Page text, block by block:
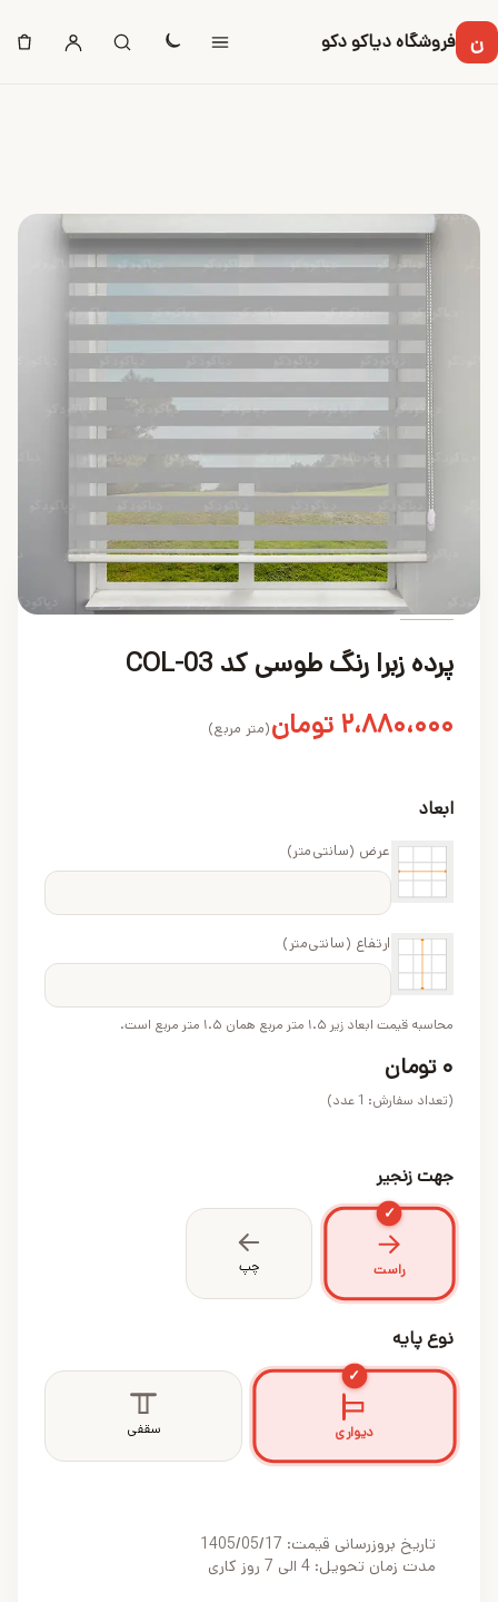
ن فروشگاه دیاکو دکو
محصول
پرده زبرا رنگ طوسی کد COL-03
۲،۸۸۰،۰۰۰ تومان(متر مربع)
ابعاد
عرض (سانتی‌متر)
ارتفاع (سانتی‌متر)
محاسبه قیمت ابعاد زیر ۱.۵ متر مربع همان ۱.۵ متر مربع است.
۰ تومان
(تعداد سفارش: 1عدد)
جهت زنجیر
✓
راست چپ
نوع پایه
✓
دیواری سقفی
تاریخ بروزرسانی قیمت: 1405/05/17
مدت زمان تحویل: 4 الی 7 روز کاری